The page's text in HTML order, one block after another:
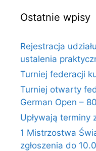
Ostatnie wpisy
Rejestracja
ustalenia
Turniej federacji
Turniej otwarty
German Open –
Upływają terminy
1 Mistrzostwa
zgłoszenia do